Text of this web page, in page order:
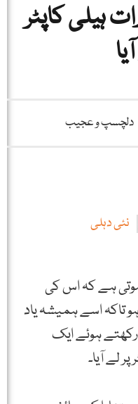
ہیلی کاپٹر
دلچسپ و عجیب
نئی دہلی
ہے کہ اس کی
تاکہ اسے ہمیشہ یاد
رکھتے ہوئے ایک
پر لے آیا۔